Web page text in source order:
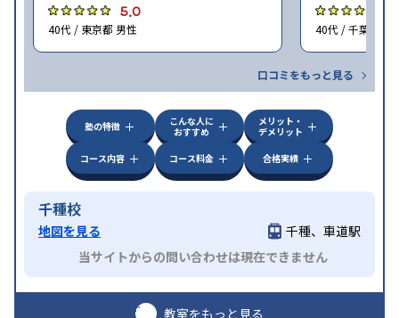
5.0
40代 / 東京都 男性 40代 / 千葉県 女
口コミをもっと見る
塾の特徴
こんな人に
おすすめ
メリット・
デメリット
コース内容
コース料金 合格実績
千種校
地図を見る
千種、車道駅
当サイトからの問い合わせは現在できません
教室をもっと見る